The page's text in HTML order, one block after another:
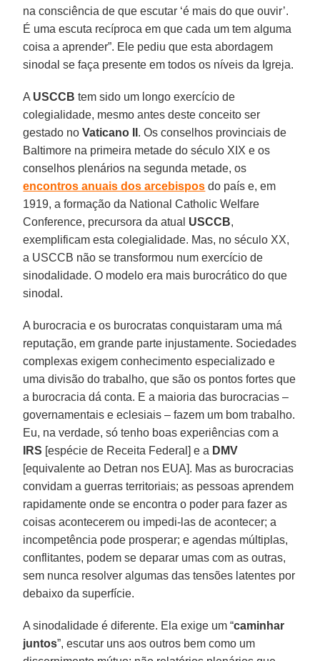
na consciência de que escutar ‘é mais do que ouvir’.
É uma escuta recíproca em que cada um tem alguma
coisa a aprender”. Ele pediu que esta abordagem
sinodal se faça presente em todos os níveis da Igreja.
A USCCB tem sido um longo exercício de
colegialidade, mesmo antes deste conceito ser
gestado no Vaticano II . Os conselhos provinciais de
Baltimore na primeira metade do século XIX e os
conselhos plenários na segunda metade, os
encontros anuais dos arcebispos do país e, em
1919, a formação da National Catholic Welfare
Conference, precursora da atual USCCB,
exemplificam esta colegialidade. Mas, no século XX,
a USCCB não se transformou num exercício de
sinodalidade. O modelo era mais burocrático do que
sinodal.
A burocracia e os burocratas conquistaram uma má
reputação, em grande parte injustamente. Sociedades
complexas exigem conhecimento especializado e
uma divisão do trabalho, que são os pontos fortes que
a burocracia dá conta. E a maioria das burocracias –
governamentais e eclesiais – fazem um bom trabalho.
Eu, na verdade, só tenho boas experiências com a
IRS [espécie de Receita Federal] e a DMV
[equivalente ao Detran nos EUA]. Mas as burocracias
convidam a guerras territoriais; as pessoas aprendem
rapidamente onde se encontra o poder para fazer as
coisas acontecerem ou impedi-las de acontecer; a
incompetência pode prosperar; e agendas múltiplas,
conflitantes, podem se deparar umas com as outras,
sem nunca resolver algumas das tensões latentes por
debaixo da superfície.
A sinodalidade é diferente. Ela exige um “caminhar
juntos”, escutar uns aos outros bem como um